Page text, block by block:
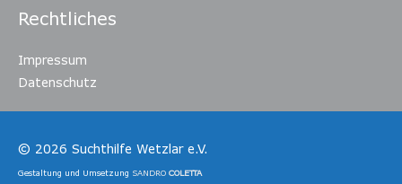
Rechtliches
Impressum
Datenschutz
© 2026 Suchthilfe Wetzlar e.V.
Gestaltung und Umsetzung SANDRO COLETTA